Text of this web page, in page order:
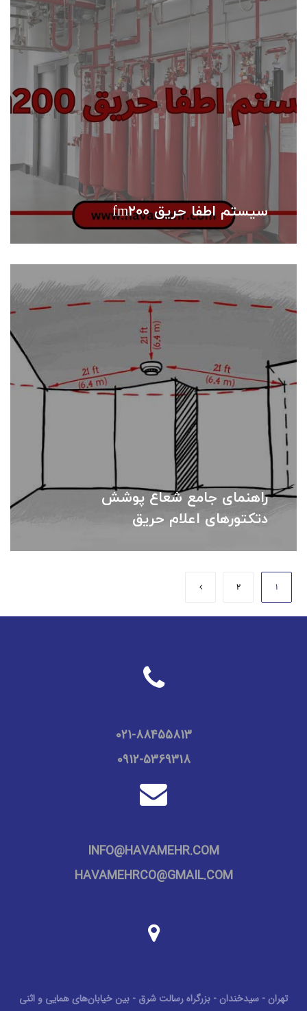
سیستم اطفا حریق fm200
راهنمای جامع شعاع پوشش
دتکتورهای اعلام حریق
1
2
021-88455813
0912-5369318
INFO@HAVAMEHR.COM
HAVAMEHRCO@GMAIL.COM
تهران - سیدخندان - بزرگراه رسالت شرق - بین خیابان‌های همایی و اثنی